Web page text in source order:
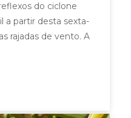
do ciclone
a partir desta sexta-
rajadas de vento. A